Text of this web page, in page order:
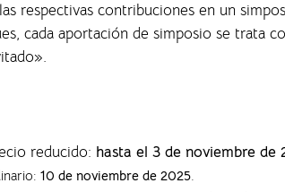
respectivas contribuciones en un
cada aportación de simposio se trata
reducido: hasta el 3 de noviembre de
10 de noviembre de 2025.